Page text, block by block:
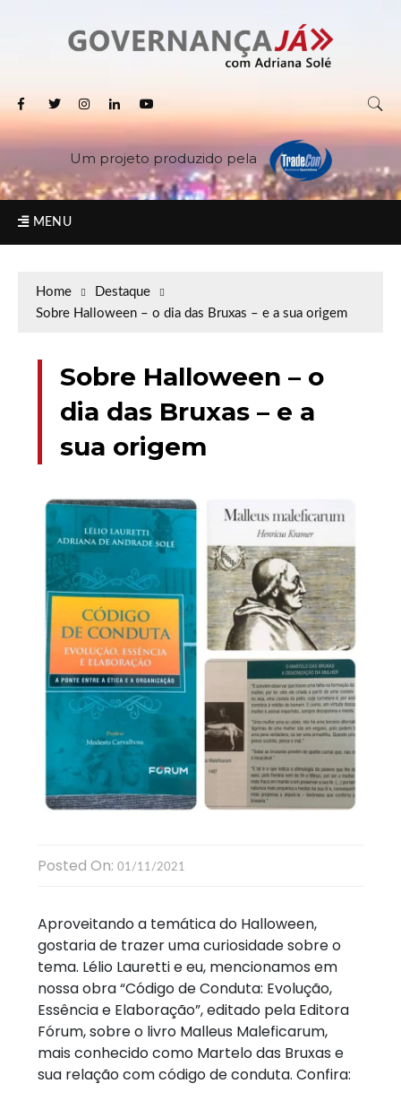
Um projeto produzido pela
MENU
Home
Destaque
Sobre Halloween – o dia das Bruxas – e a sua origem
Sobre Halloween – o
dia das Bruxas – e a
sua origem
Posted On: 01/11/2021
Aproveitando a temática do Halloween,
gostaria de trazer uma curiosidade sobre o
tema. Lélio Lauretti e eu, mencionamos em
nossa obra “Código de Conduta: Evolução,
Essência e Elaboração”, editado pela Editora
Fórum, sobre o livro Malleus Maleficarum,
mais conhecido como Martelo das Bruxas e
sua relação com código de conduta. Confira: